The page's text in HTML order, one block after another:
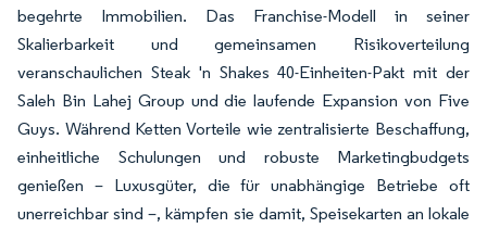
begehrte Immobilien. Das Franchise-Modell in seiner
Skalierbarkeit und gemeinsamen Risikoverteilung
veranschaulichen Steak 'n Shakes 40-Einheiten-Pakt mit der
Saleh Bin Lahej Group und die laufende Expansion von Five
Guys. Während Ketten Vorteile wie zentralisierte Beschaffung,
einheitliche Schulungen und robuste Marketingbudgets
genießen – Luxusgüter, die für unabhängige Betriebe oft
unerreichbar sind –, kämpfen sie damit, Speisekarten an lokale